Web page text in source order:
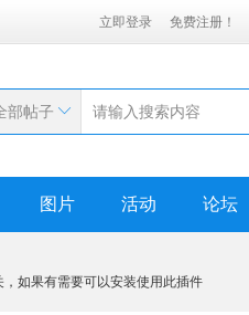
立即登录 免费注册！
部帖子
图片 活动 论坛
如果有需要可以安装使用此插件